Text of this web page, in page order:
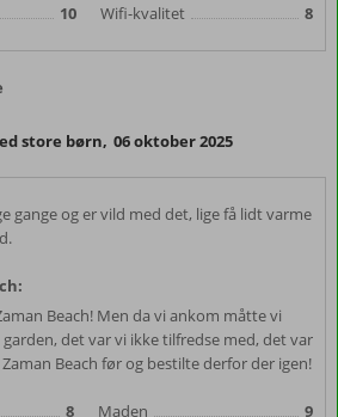
10
Wifi-kvalitet
8
store børn, 06 oktober 2025
gange og er vild med det, lige få lidt varme
Beach! Men da vi ankom måtte vi
det var vi ikke tilfredse med, det var
Beach før og bestilte derfor der igen!
8
Maden
9